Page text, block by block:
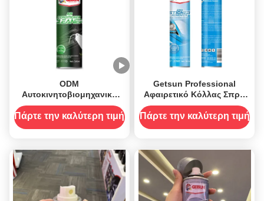
ODM
Αυτοκινητοβιομηχανικό
κλιματιστικό αυτοκινήτου
καθαριστικό AC
απολυμαντικό ψεκαστικό
Πάρτε την καλύτερη τιμή
Getsun Professional
Αφαιρετικό Κόλλας Σπρέι
Καθαρισμού
Υπολειμμάτων
Πάρτε την καλύτερη τιμή